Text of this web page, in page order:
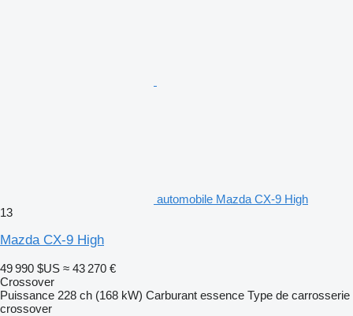
automobile Mazda CX-9 High
13
Mazda CX-9 High
49 990 $US ≈ 43 270 €
Crossover
Puissance 228 ch (168 kW) Carburant essence Type de carrosserie
crossover